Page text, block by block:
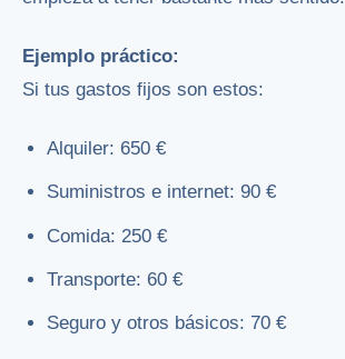
Ejemplo práctico:
Si tus gastos fijos son estos:
Alquiler: 650 €
Suministros e internet: 90 €
Comida: 250 €
Transporte: 60 €
Seguro y otros básicos: 70 €